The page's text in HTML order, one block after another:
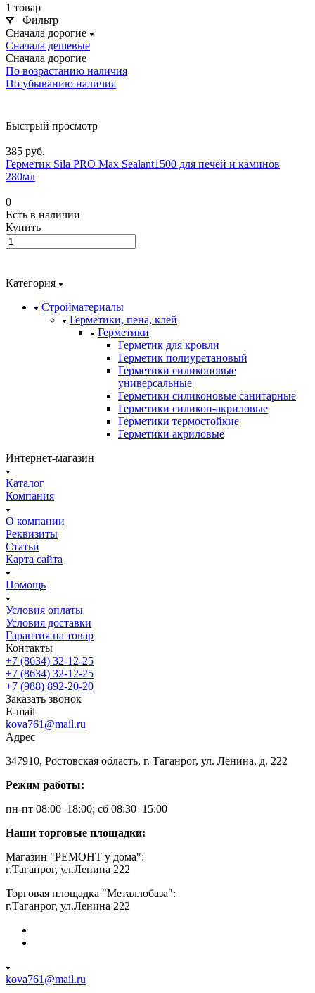
1 товар
Фильтр
Сначала дорогие
Сначала дешевые
Сначала дорогие
По возрастанию наличия
По убыванию наличия
Быстрый просмотр
385 руб.
Герметик Sila PRO Max Sealant1500 для печей и каминов
280мл
0
Есть в наличии
Купить
Категория
Стройматериалы
Герметики, пена, клей
Герметики
Герметик для кровли
Герметик полиуретановый
Герметики силиконовые
универсальные
Герметики силиконовые санитарные
Герметики силикон-акриловые
Герметики термостойкие
Герметики акриловые
Интернет-магазин
Каталог
Компания
О компании
Реквизиты
Статьи
Карта сайта
Помощь
Условия оплаты
Условия доставки
Гарантия на товар
Контакты
+7 (8634) 32-12-25
+7 (8634) 32-12-25
+7 (988) 892-20-20
Заказать звонок
E-mail
kova761@mail.ru
Адрес
347910, Ростовская область, г. Таганрог, ул. Ленина, д. 222
Режим работы:
пн-пт 08:00–18:00; сб 08:30–15:00
Наши торговые площадки:
Магазин "РЕМОНТ у дома":
г.Таганрог, ул.Ленина 222
Торговая площадка "Металлобаза":
г.Таганрог, ул.Ленина 222
kova761@mail.ru